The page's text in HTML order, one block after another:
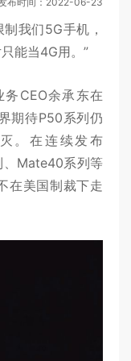
我们5G手机，
能当4G用。”
CEO余承东在
期待P50系列仍
。在连续发布
Mate40系列等
在美国制裁下走